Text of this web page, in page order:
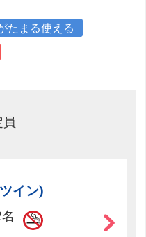
たまる使える
イン)